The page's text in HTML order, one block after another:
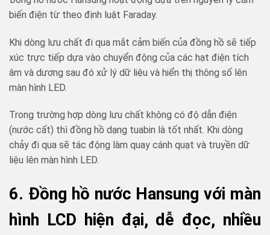
biến điện từ theo định luật Faraday.
Khi dòng lưu chất đi qua mắt cảm biến của đồng hồ sẽ tiếp
xúc trực tiếp dựa vào chuyển động của các hạt điện tích
âm và dương sau đó xử lý dữ liệu và hiển thị thông số lên
màn hình LED.
Trong trường hợp dòng lưu chất không có độ dẫn điện
(nước cất) thì đồng hồ dạng tuabin là tốt nhất. Khi dòng
chảy đi qua sẽ tác động làm quay cánh quạt và truyền dữ
liệu lên màn hình LED.
6. Đồng hồ nước Hansung với màn
hình LCD hiện đại, dễ đọc, nhiều